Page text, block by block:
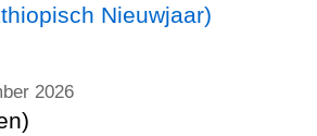
Nieuwjaar)
2026